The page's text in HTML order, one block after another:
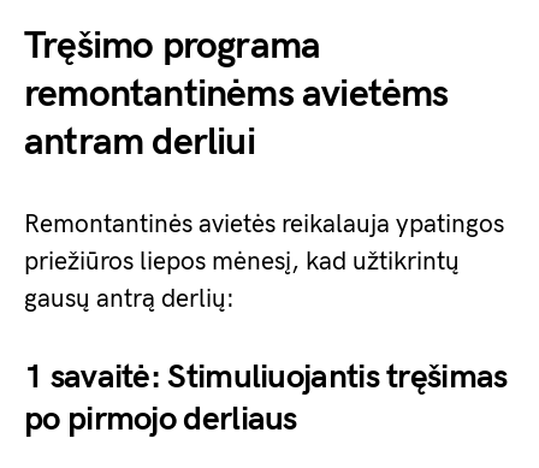
Tręšimo programa
remontantinėms avietėms
antram derliui
Remontantinės avietės reikalauja ypatingos
priežiūros liepos mėnesį, kad užtikrintų
gausų antrą derlių:
1 savaitė: Stimuliuojantis tręšimas
po pirmojo derliaus